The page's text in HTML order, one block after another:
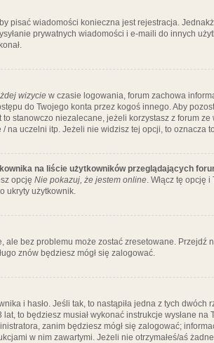
pisać wiadomości konieczna jest rejestracja.
prywatnych wiadomości i e-maili do innych
wizycie w czasie logowania, forum zachowa
do Twojego konta przez kogoś innego. Aby
stanowczo niezalecane, jeżeli korzystasz z forum
uczelni itp. Jeżeli nie widzisz tej opcji, to oznacza
na liście użytkowników przeglądających
opcję Nie pokazuj, że jestem online. Włącz tę opcję
ukryty użytkownik.
ale bez problemu może zostać zresetowane. Przejdź
znów będziesz mógł się zalogować.
i hasło. Jeśli tak, to nastąpiła jedna z tych dwóch
to będziesz musiał wykonać instrukcje wysłane
zanim będziesz mógł się zalogować;
w nim zawartymi. Jeżeli nie otrzymałeś/aś